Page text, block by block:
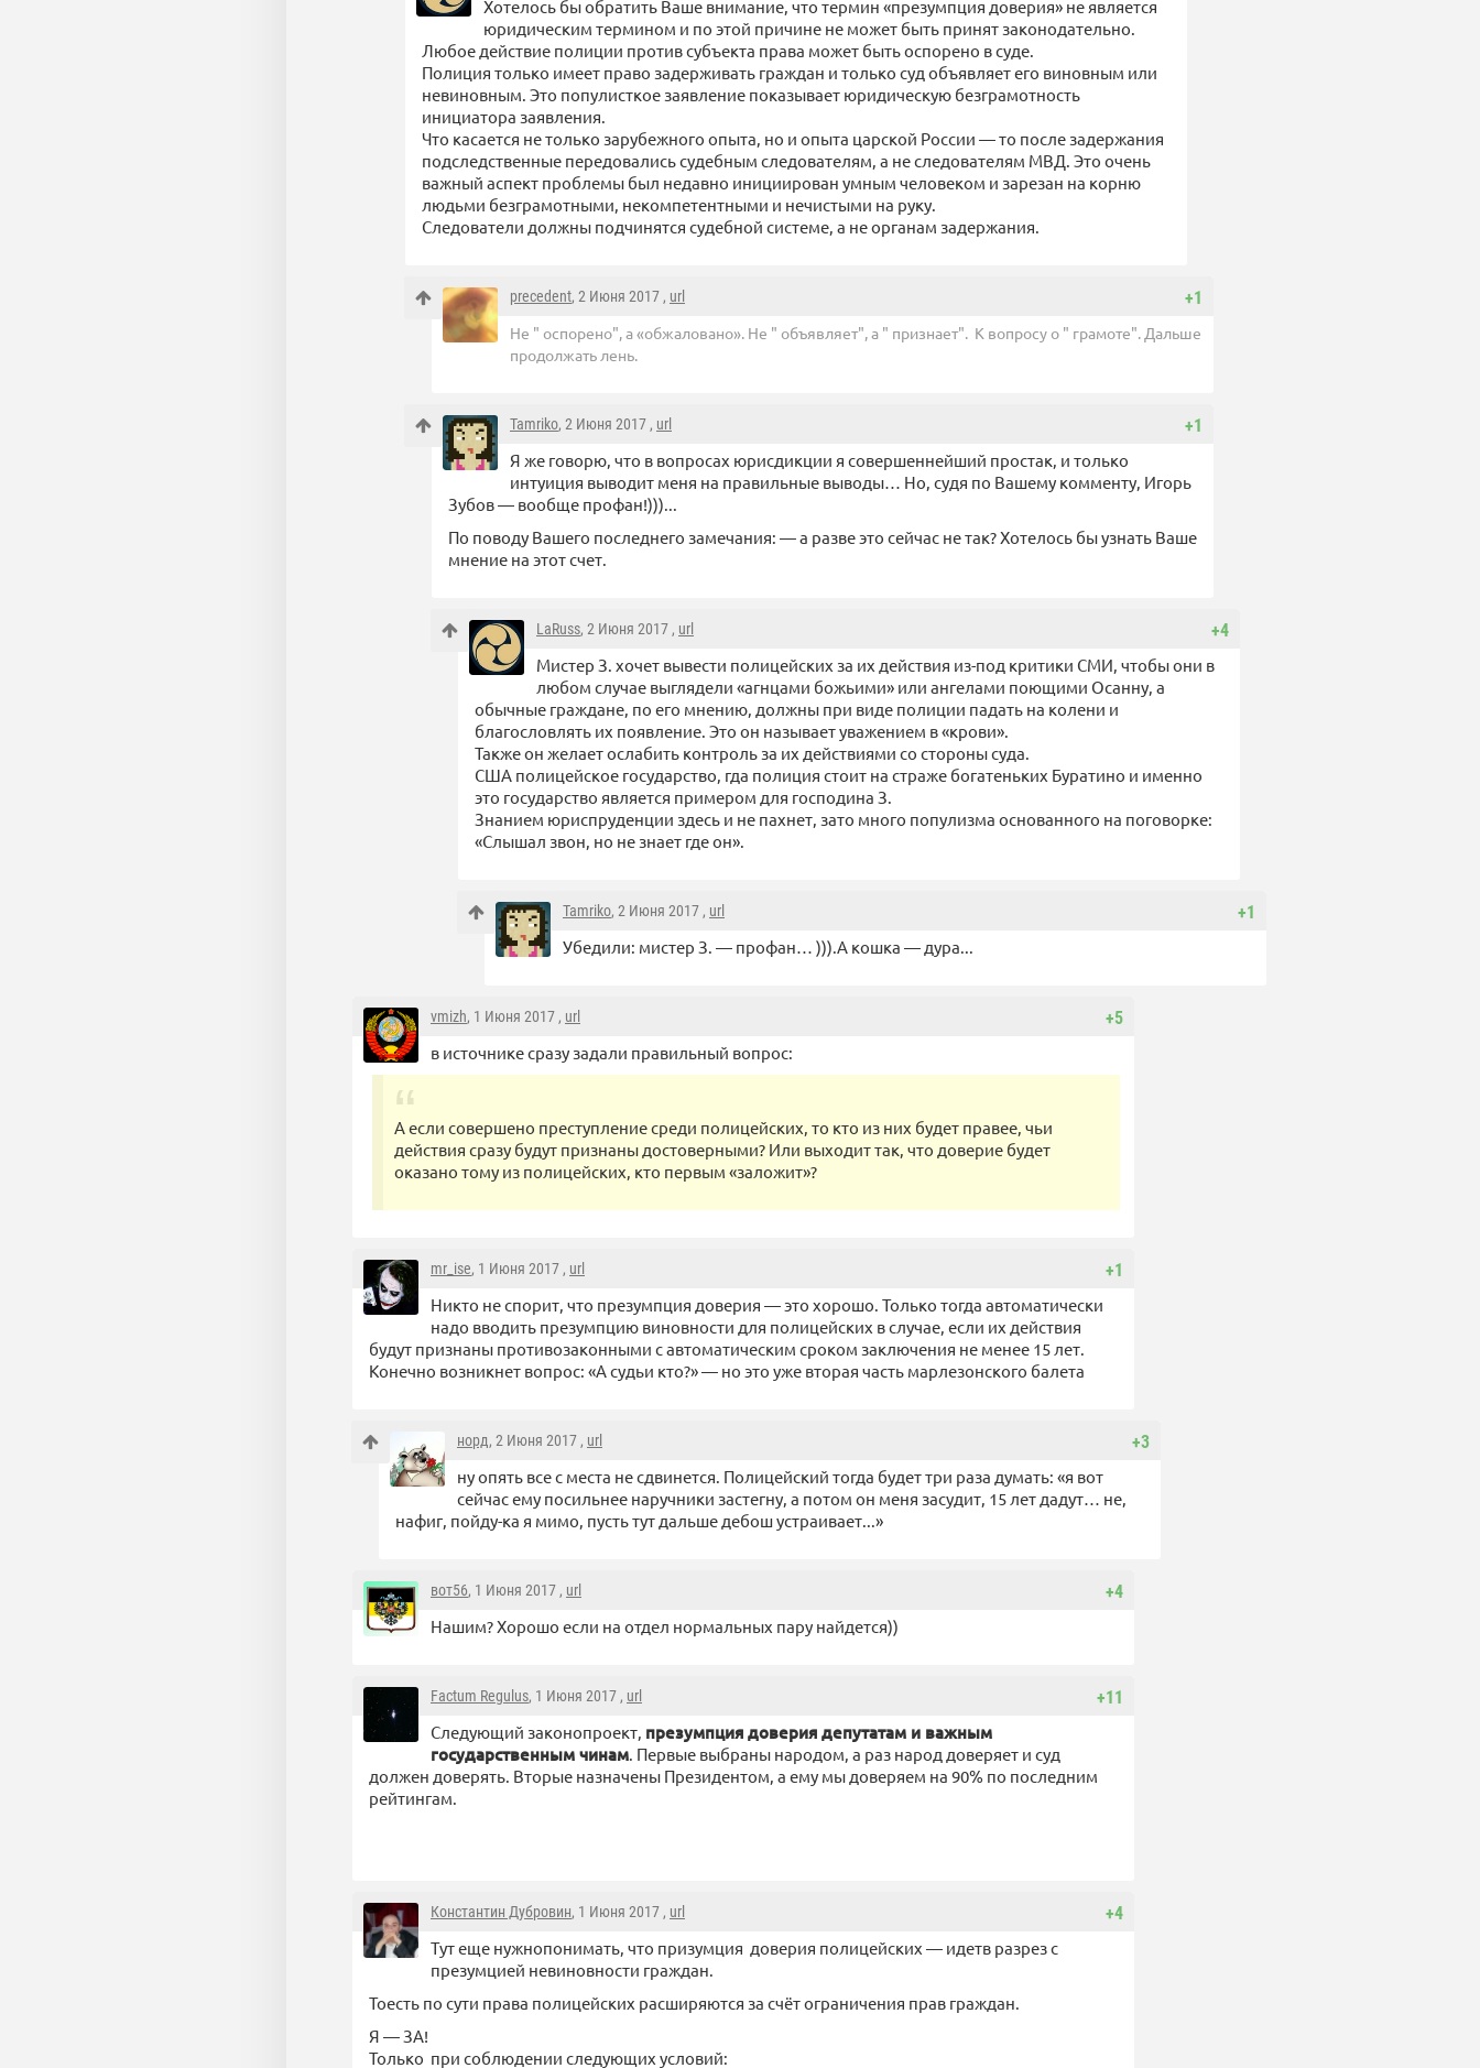
Хотелось бы обратить Ваше внимание, что термин «презумпция доверия» не является
юридическим термином и по этой причине не может быть принят законодательно.
Любое действие полиции против субъекта права может быть оспорено в суде.
Полиция только имеет право задерживать граждан и только суд объявляет его виновным или
невиновным. Это популисткое заявление показывает юридическую безграмотность
инициатора заявления.
Что касается не только зарубежного опыта, но и опыта царской России — то после задержания
подследственные передовались судебным следователям, а не следователям МВД. Это очень
важный аспект проблемы был недавно инициирован умным человеком и зарезан на корню
людьми безграмотными, некомпетентными и нечистыми на руку.
Следователи должны подчинятся судебной системе, а не органам задержания.
+1
precedent, 2 Июня 2017 , url
Не " оспорено", а «обжаловано». Не " объявляет", а " признает". К вопросу о " грамоте". Дальше
продолжать лень.
+1
Tamriko, 2 Июня 2017 , url
Я же говорю, что в вопросах юрисдикции я совершеннейший простак, и только
интуиция выводит меня на правильные выводы… Но, судя по Вашему комменту, Игорь
Зубов — вообще профан!)))...
По поводу Вашего последнего замечания: — а разве это сейчас не так? Хотелось бы узнать Ваше
мнение на этот счет.
+4
LaRuss, 2 Июня 2017 , url
Мистер З. хочет вывести полицейских за их действия из-под критики СМИ, чтобы они в
любом случае выглядели «агнцами божьими» или ангелами поющими Осанну, а
обычные граждане, по его мнению, должны при виде полиции падать на колени и
благословлять их появление. Это он называет уважением в «крови».
Также он желает ослабить контроль за их действиями со стороны суда.
США полицейское государство, гда полиция стоит на страже богатеньких Буратино и именно
это государство является примером для господина З.
Знанием юриспруденции здесь и не пахнет, зато много популизма основанного на поговорке:
«Слышал звон, но не знает где он».
+1
Tamriko, 2 Июня 2017 , url
Убедили: мистер З. — профан… ))).А кошка — дура...
+5
vmizh, 1 Июня 2017 , url
в источнике сразу задали правильный вопрос:
А если совершено преступление среди полицейских, то кто из них будет правее, чьи
действия сразу будут признаны достоверными? Или выходит так, что доверие будет
оказано тому из полицейских, кто первым «заложит»?
+1
mr_ise, 1 Июня 2017 , url
Никто не спорит, что презумпция доверия — это хорошо. Только тогда автоматически
надо вводить презумпцию виновности для полицейских в случае, если их действия
будут признаны противозаконными с автоматическим сроком заключения не менее 15 лет.
Конечно возникнет вопрос: «А судьи кто?» — но это уже вторая часть марлезонского балета
+3
норд, 2 Июня 2017 , url
ну опять все с места не сдвинется. Полицейский тогда будет три раза думать: «я вот
сейчас ему посильнее наручники застегну, а потом он меня засудит, 15 лет дадут… не,
нафиг, пойду-ка я мимо, пусть тут дальше дебош устраивает...»
+4
вот56, 1 Июня 2017 , url
Нашим? Хорошо если на отдел нормальных пару найдется))
+11
Factum Regulus, 1 Июня 2017 , url
Следующий законопроект, презумпция доверия депутатам и важным
государственным чинам. Первые выбраны народом, а раз народ доверяет и суд
должен доверять. Вторые назначены Президентом, а ему мы доверяем на 90% по последним
рейтингам.
+4
Константин Дубровин, 1 Июня 2017 , url
Тут еще нужнопонимать, что призумция доверия полицейских — идетв разрез с
презумцией невиновности граждан.
Тоесть по сути права полицейских расширяются за счёт ограничения прав граждан.
Я — ЗА!
Только при соблюдении следующих условий: